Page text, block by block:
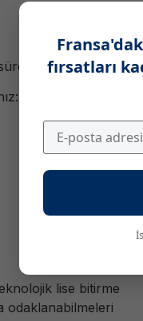
vardır.
lise bitirme
odaklanabilmeleri
fırsatları